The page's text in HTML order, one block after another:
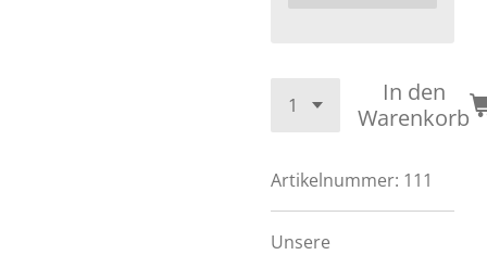
In den
Warenkorb
Artikelnummer: 111
Unsere